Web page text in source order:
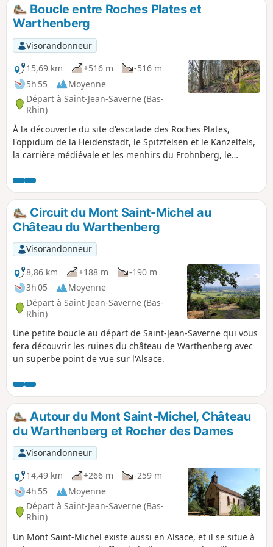
Boucle entre Roches Plates et
Warthenberg
Visorandonneur
15,69 km
+516 m
-516 m
5h 55
Moyenne
Départ à Saint-Jean-Saverne (Bas-
Rhin)
À la découverte du site d'escalade des Roches Plates,
l'oppidum de la Heidenstadt, le Spitzfelsen et le Kanzelfels,
la carrière médiévale et les menhirs du Frohnberg, le
voie romaine, le Wasserfallfelsen, la Grotte des Fées, le
Rond des Sorcières et la Chapelle Saint-Michel. Beaux
points de vue sur les Vosges du Nord et la plaine d'Alsace.
Circuit du Mont Saint-Michel au
Château du Warthenberg
Visorandonneur
8,86 km
+188 m
-190 m
3h 05
Moyenne
Départ à Saint-Jean-Saverne (Bas-
Rhin)
Une petite boucle au départ de Saint-Jean-Saverne qui vous
fera découvrir les ruines du château de Warthenberg avec
un superbe point de vue sur l'Alsace.
Autour du Mont Saint-Michel, Château
du Warthenberg et Rocher des Dames
Visorandonneur
14,49 km
+266 m
-259 m
4h 55
Moyenne
Départ à Saint-Jean-Saverne (Bas-
Rhin)
Un Mont Saint-Michel existe aussi en Alsace, et il se situe à